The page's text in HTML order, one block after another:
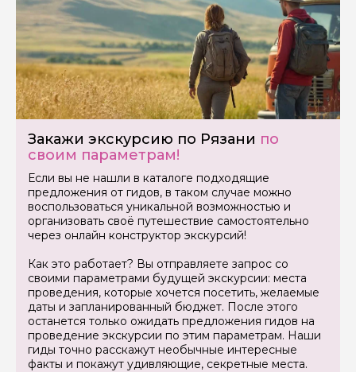
Закажи экскурсию по Рязани по
своим параметрам!
Если вы не нашли в каталоге подходящие
предложения от гидов, в таком случае можно
воспользоваться уникальной возможностью и
организовать своё путешествие самостоятельно
через онлайн конструктор экскурсий!
Как это работает? Вы отправляете запрос со
своими параметрами будущей экскурсии: места
проведения, которые хочется посетить, желаемые
даты и запланированный бюджет. После этого
останется только ожидать предложения гидов на
проведение экскурсии по этим параметрам. Наши
гиды точно расскажут необычные интересные
факты и покажут удивляющие, секретные места.
Я даю своё согласие на обработку персональных
данных
Отправить